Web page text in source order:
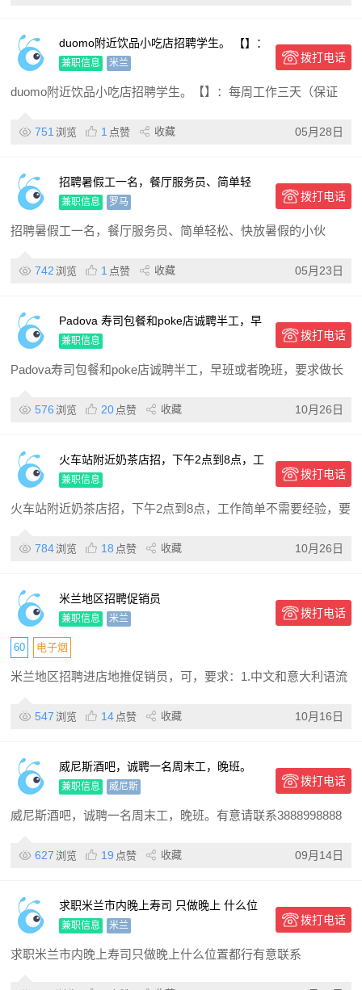
duomo附近饮品小吃店招聘学生。 【】：
每周工作三天（保证每周一有空）要求意
大利英语中文
兼职信息 米兰 拨打电话
duomo附近饮品小吃店招聘学生。【】：每周工作三天（保证
751 浏览 1 点赞 收藏 05月28日
招聘暑假工一名，餐厅服务员、简单轻
松、快放暑假的小伙伴联系我、单间、有
网打的小伙伴是最好的，
兼职信息 罗马 拨打电话
招聘暑假工一名，餐厅服务员、简单轻松、快放暑假的小伙
742 浏览 1 点赞 收藏 05月23日
Padova 寿司包餐和poke店诚聘半工，早
班或者晚班，要求做长期，没经验可学
兼职信息 拨打电话
Padova寿司包餐和poke店诚聘半工，早班或者晚班，要求做长
576 浏览 20 点赞 收藏 10月26日
火车站附近奶茶店招，下午2点到8点，工
作简单不需要经验，要求会简单意大利语
兼职信息 拨打电话
火车站附近奶茶店招，下午2点到8点，工作简单不需要经验，要
784浏览 18 点赞 收藏 10月26日
米兰地区招聘促销员
兼职信息 米兰 拨打电话
60 电子烟
米兰地区招聘进店地推促销员，可，要求：1.中文和意大利语流
547 浏览 14 点赞 收藏 10月16日
威尼斯酒吧，诚聘一名周末工，晚班。
兼职信息 威尼斯 拨打电话
威尼斯酒吧，诚聘一名周末工，晚班。有意请联系3888998888
627 浏览 19 点赞 收藏 09月14日
求职米兰市内晚上寿司 只做晚上 什么位
置都行 有意联系
兼职信息 米兰 拨打电话
求职米兰市内晚上寿司只做晚上什么位置都行有意联系